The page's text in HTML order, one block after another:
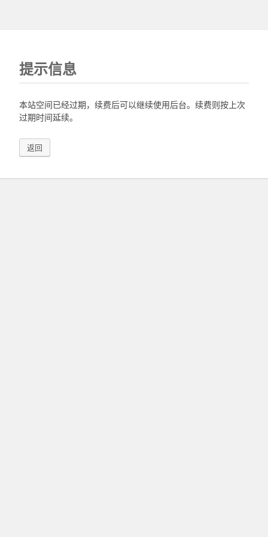
提示信息
本站空间已经过期，续费后可以继续使用后台。续费则按上次
过期时间延续。
返回